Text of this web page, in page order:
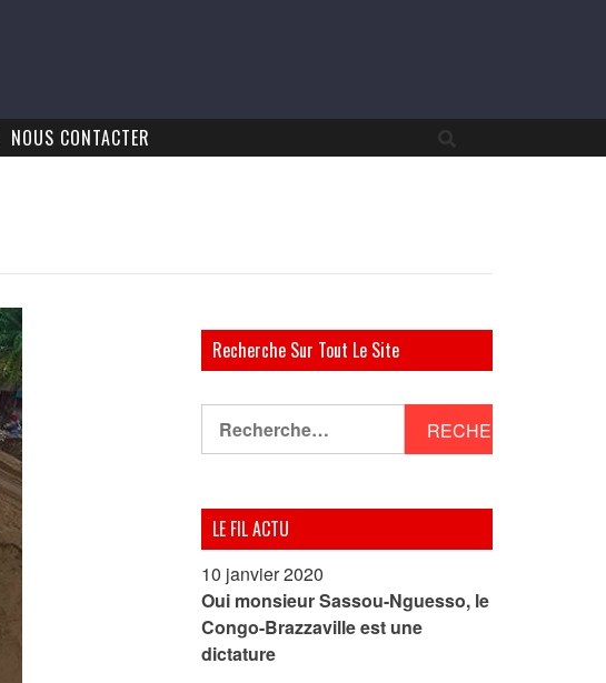
NOUS CONTACTER
Recherche Sur Tout Le Site
LE FIL ACTU
10 janvier 2020
Oui monsieur Sassou-Nguesso, le
Congo-Brazzaville est une
dictature